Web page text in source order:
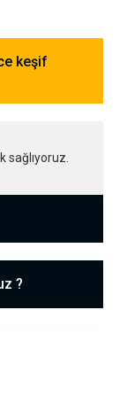
keşif
sağlıyoruz.
?